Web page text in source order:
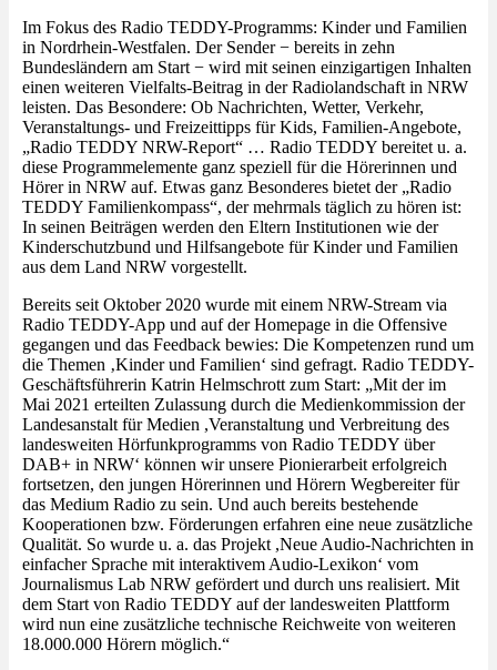
Im Fokus des Radio TEDDY-Programms: Kinder und Familien
in Nordrhein-Westfalen. Der Sender − bereits in zehn
Bundesländern am Start − wird mit seinen einzigartigen Inhalten
einen weiteren Vielfalts-Beitrag in der Radiolandschaft in NRW
leisten. Das Besondere: Ob Nachrichten, Wetter, Verkehr,
Veranstaltungs- und Freizeittipps für Kids, Familien-Angebote,
„Radio TEDDY NRW-Report“ … Radio TEDDY bereitet u. a.
diese Programmelemente ganz speziell für die Hörerinnen und
Hörer in NRW auf. Etwas ganz Besonderes bietet der „Radio
TEDDY Familienkompass“, der mehrmals täglich zu hören ist:
In seinen Beiträgen werden den Eltern Institutionen wie der
Kinderschutzbund und Hilfsangebote für Kinder und Familien
aus dem Land NRW vorgestellt.
Bereits seit Oktober 2020 wurde mit einem NRW-Stream via
Radio TEDDY-App und auf der Homepage in die Offensive
gegangen und das Feedback bewies: Die Kompetenzen rund um
die Themen ‚Kinder und Familien‘ sind gefragt. Radio TEDDY-
Geschäftsführerin Katrin Helmschrott zum Start: „Mit der im
Mai 2021 erteilten Zulassung durch die Medienkommission der
Landesanstalt für Medien ,Veranstaltung und Verbreitung des
landesweiten Hörfunkprogramms von Radio TEDDY über
DAB+ in NRW‘ können wir unsere Pionierarbeit erfolgreich
fortsetzen, den jungen Hörerinnen und Hörern Wegbereiter für
das Medium Radio zu sein. Und auch bereits bestehende
Kooperationen bzw. Förderungen erfahren eine neue zusätzliche
Qualität. So wurde u. a. das Projekt ,Neue Audio-Nachrichten in
einfacher Sprache mit interaktivem Audio-Lexikon‘ vom
Journalismus Lab NRW gefördert und durch uns realisiert. Mit
dem Start von Radio TEDDY auf der landesweiten Plattform
wird nun eine zusätzliche technische Reichweite von weiteren
18.000.000 Hörern möglich.“